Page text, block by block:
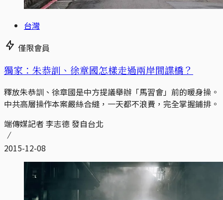
台灣
僅限會員
獨家：朱恭訓、徐章國怎樣走過兩岸間諜橋？
釋放朱恭訓、徐章國是中方提議舉辦「馬習會」前的暖身操。
中共高層操作本案嚴絲合縫，一天都不浪費，完全掌握鋪排。
端傳媒記者 李志德 發自台北
2015-12-08